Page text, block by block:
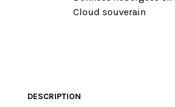
Cloud souverain
DESCRIPTION